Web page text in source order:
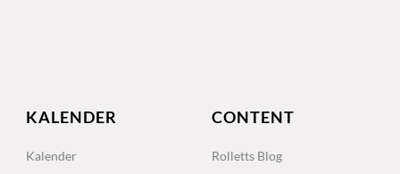
KALENDER
Kalender
CONTENT
Rolletts Blog